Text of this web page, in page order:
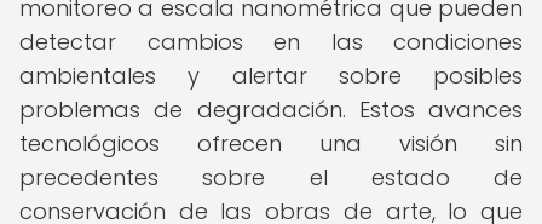
monitoreo a escala nanométrica que pueden
detectar cambios en las condiciones
ambientales y alertar sobre posibles
problemas de degradación. Estos avances
tecnológicos ofrecen una visión sin
precedentes sobre el estado de
conservación de las obras de arte, lo que